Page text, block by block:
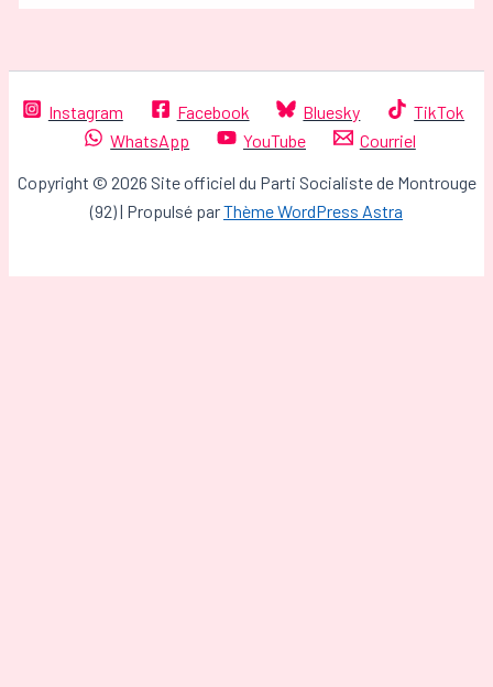
Instagram Facebook Bluesky
TikTok
WhatsApp
YouTube Courriel
Copyright © 2026 Site officiel du Parti Socialiste de Montrouge
(92) | Propulsé parThème WordPress Astra